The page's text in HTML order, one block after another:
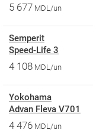
5 677 MDL/un
Semperit
Speed-Life 3
4 108 MDL/un
Yokohama
Advan Fleva V701
4 476 MDL/un